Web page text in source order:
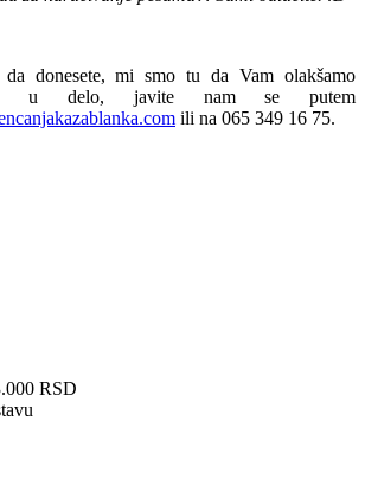
donesete, mi smo tu da Vam olakšamo
u delo, javite nam se putem
ili na 065 349 16 75.
RSD